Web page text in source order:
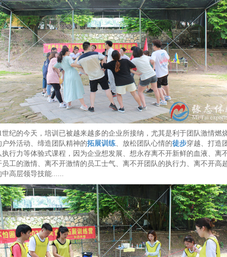
世纪的今天，培训已被越来越多的企业所接纳，尤其是利于团队激情燃
户外活动、缔造团队精神的拓展训练、放松团队心情的徒步穿越、打造
执行力等体验式课程，因为企业想发展、想永存离不开新鲜的血液、离
员工的激情、离不开激情的员工士气、离不开团队的执行力、离不开高
中高层领导技能......